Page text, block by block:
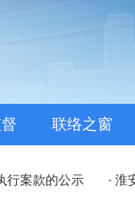
联络之窗
案款的公示 · 淮